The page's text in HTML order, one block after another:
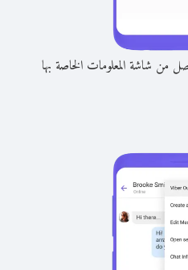
من شاشة المعلومات الخاصة بها